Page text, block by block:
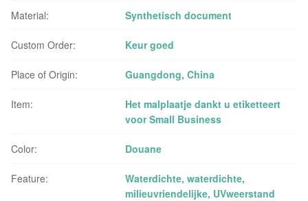
Material: Synthetisch document
Custom Order: Keur goed
Place of Origin: Guangdong, China
Item:
Het malplaatje dankt u etiketteert
voor Small Business
Color: Douane
Feature:
Waterdichte, waterdichte,
milieuvriendelijke, UVweerstand